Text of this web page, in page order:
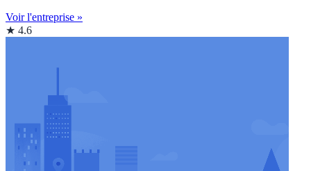
Voir l'entreprise »
★ 4.6